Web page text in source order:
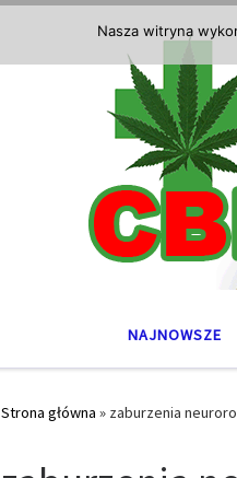
NAJNOWSZE
Strona główna » zaburzenia
Nasza witryna